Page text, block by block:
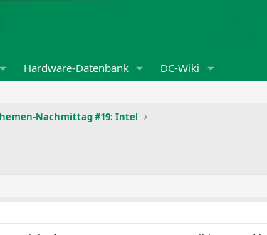
Hardware-Datenbank DC-Wiki
Nachmittag #19: Intel